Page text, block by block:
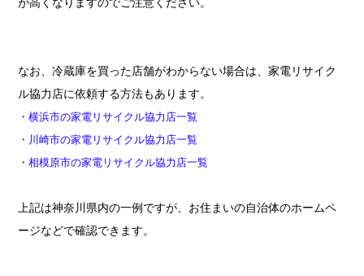
が高くなりますのでご注意ください。
なお、冷蔵庫を買った店舗がわからない場合は、家電リサイク
ル協力店に依頼する方法もあります。
・横浜市の家電リサイクル協力店一覧
・川崎市の家電リサイクル協力店一覧
・相模原市の家電リサイクル協力店一覧
上記は神奈川県内の一例ですが、お住まいの自治体のホームペ
ージなどで確認できます。